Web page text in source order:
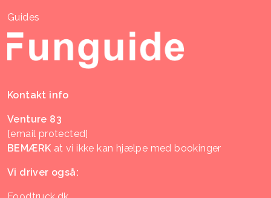
Guides
Kontakt info
Venture 83
[email protected]
BEMÆRK at vi ikke kan hjælpe med bookinger
Vi driver også: